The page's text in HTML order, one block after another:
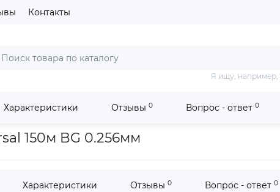
Контакты
Я ищу, например,
Характеристики Отзывы 0 Вопрос - ответ 0
Element Universal 150м BG 0.256мм
150м BG 0.256мм
Характеристики Отзывы 0 Вопрос - ответ 0